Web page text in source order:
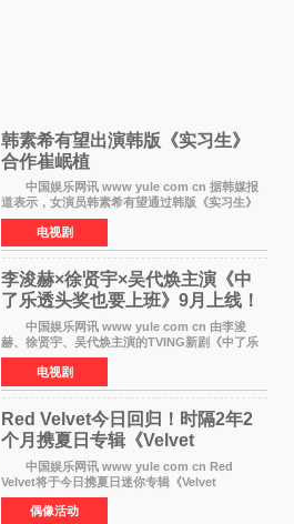
韩素希有望出演韩版《实习生》
合作崔岷植
中国娱乐网讯 www yule com cn 据韩媒报
道表示，女演员韩素希有望通过韩版《实习生》
回归荧幕，合作前辈演员崔岷植。 根据消息
表示，演员韩素希目前已经结束了电视剧《Y计
划》的拍摄工
电视剧
李浚赫×徐贤宇×吴代焕主演《中
了乐透头奖也要上班》9月上线！
TVING先网后台
中国娱乐网讯 www yule com cn 由李浚
赫、徐贤宇、吴代焕主演的TVING新剧《中了乐
透头奖也要上班》定档9月10日播出，随后于9月
14日起登陆tvN月火档，实现先网后台双平台播出
模式。 本剧改
电视剧
Red Velvet今日回归！时隔2年2
个月携夏日专辑《Velvet
Summer》重启完整体活动
中国娱乐网讯 www yule com cn Red
Velvet将于今日携夏日迷你专辑《Velvet
Summer》时隔2年2个月重启完整体活动。这张
于8月3日发行的专辑，主打柔和成熟氛围的夏日
偶像活动